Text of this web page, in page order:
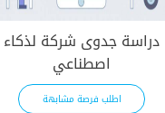
دراسة جدوى شركة لذكاء
اصطناعي
اطلب فرصة مشابهة